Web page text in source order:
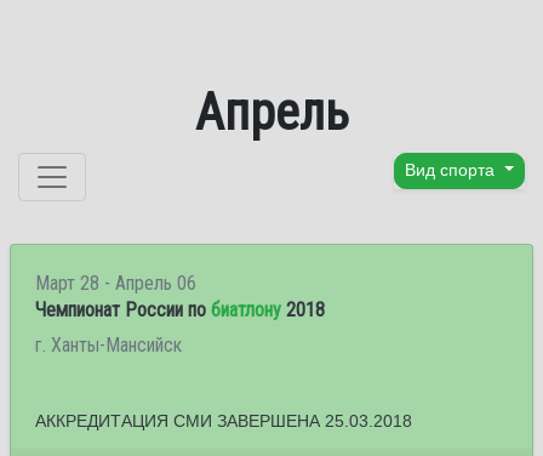
Апрель
Перейти к содержанию Вид спорта
Март 28 - Апрель 06
Чемпионат России по биатлону 2018
г. Ханты-Мансийск
АККРЕДИТАЦИЯ СМИ ЗАВЕРШЕНА 25.03.2018